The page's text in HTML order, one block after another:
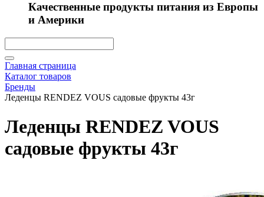
Качественные продукты питания из Европы
и Америки
Главная страница
Каталог товаров
Бренды
Леденцы RENDEZ VOUS садовые фрукты 43г
Леденцы RENDEZ VOUS
садовые фрукты 43г